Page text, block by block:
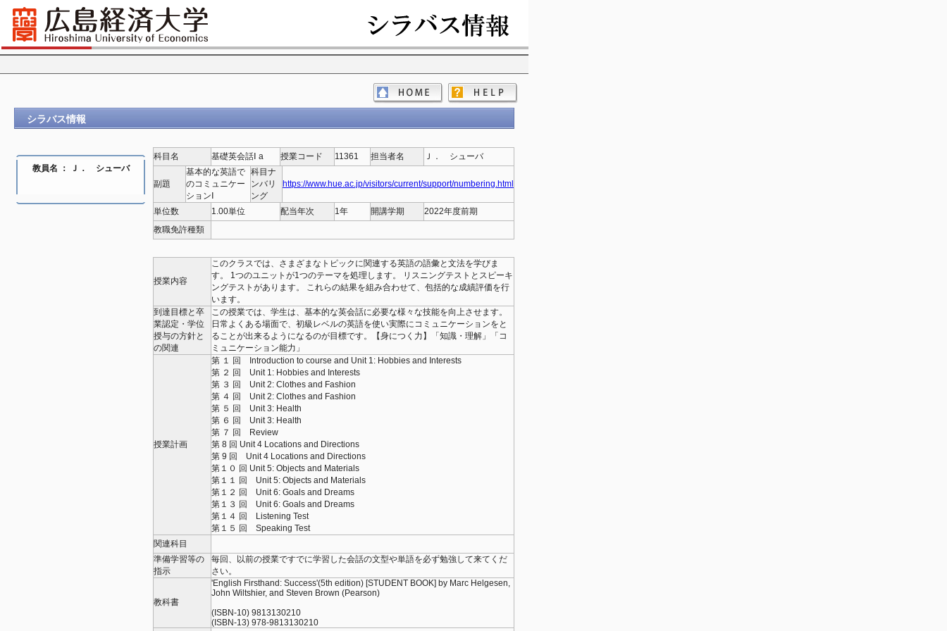
シラバス情報
教員名 ： Ｊ． シューバ
科目名 基礎英会話Ⅰ a 授業コード 11361 担当者名 Ｊ． シューバ
副題
基本的な英語で
のコミュニケー
ションⅠ
科目ナ
ンバリ
ング
https://www.hue.ac.jp/visitors/current/support/numbering.html
単位数 1.00単位 配当年次 1年 開講学期
2022年度前期
教職免許種類
授業内容
このクラスでは、さまざまなトピックに関連する英語の語彙と文法を学びま
す。 1つのユニットが1つのテーマを処理します。 リスニングテストとスピーキ
ングテストがあります。 これらの結果を組み合わせて、包括的な成績評価を行
います。
到達目標と卒
業認定・学位
授与の方針と
の関連
この授業では、学生は、基本的な英会話に必要な様々な技能を向上させます。
日常よくある場面で、初級レベルの英語を使い実際にコミュニケーションをと
ることが出来るようになるのが目標です。【身につく力】「知識・理解」「コ
ミュニケーション能力」
授業計画
第 １ 回 Introduction to course and Unit 1: Hobbies and Interests
第 ２ 回 Unit 1: Hobbies and Interests
第 ３ 回 Unit 2: Clothes and Fashion
第 ４ 回 Unit 2: Clothes and Fashion
第 ５ 回 Unit 3: Health
第 ６ 回 Unit 3: Health
第 ７ 回 Review
第 8 回 Unit 4 Locations and Directions
第 9 回 Unit 4 Locations and Directions
第１０ 回 Unit 5: Objects and Materials
第１１ 回 Unit 5: Objects and Materials
第１２ 回 Unit 6: Goals and Dreams
第１３ 回 Unit 6: Goals and Dreams
第１４ 回 Listening Test
第１５ 回 Speaking Test
関連科目
準備学習等の
指示
毎回、以前の授業ですでに学習した会話の文型や単語を必ず勉強して来てくだ
さい。
教科書
'English Firsthand: Success'(5th edition) [STUDENT BOOK] by Marc Helgesen,
John Wiltshier, and Steven Brown (Pearson)
(ISBN-10) 9813130210
(ISBN-13) 978-9813130210